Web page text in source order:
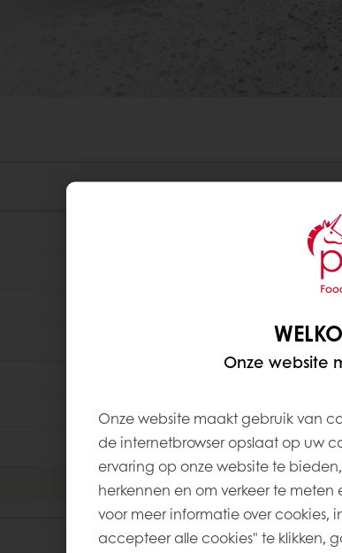
Onze website
Onze website maakt gebruik van
de internetbrowser opslaat op uw
ervaring op onze website te
herkennen en om verkeer te
voor meer informatie over cookies,
accepteer alle cookies" te klikken,